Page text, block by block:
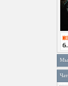
Мы
Чат